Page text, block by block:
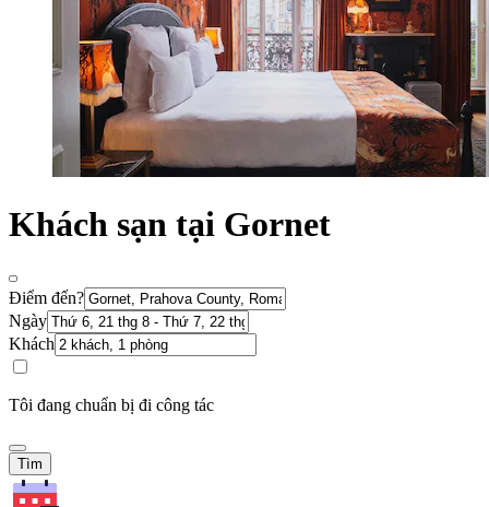
Khách sạn tại Gornet
Điểm đến?
Ngày
Khách
Tôi đang chuẩn bị đi công tác
Tìm